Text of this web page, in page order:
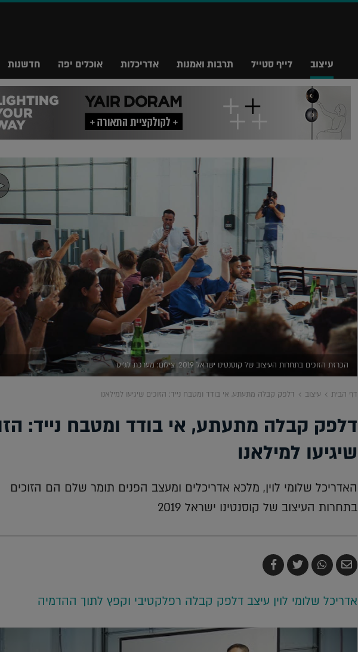
עיצוב לייף סטייל תרבות ואמנות אדריכלות אוכלים יפה חדשנות
הכרזת הזוכים בתחרות העיצוב של קוסנטינו ישראל 2019. צילום: מערכת לג'יט
דף הבית עיצוב דלפק קבלה מתעתע, אי בודד ומטבח נייד: הזוכים שיגיעו למילאנו
דלפק קבלה מתעתע, אי בודד ומטבח נייד:
שיגיעו למילאנו
האדריכל שלומי לוין, מלכא אדריכלים ומעצב הפנים תומר שלם הם הזוכים
בתחרות העיצוב של קוסנטינו ישראל 2019
שלח
בדואר
שתף
ב-
צייץ
ב-
שתף
ב-
אדריכל שלומי לוין עיצב דלפק קבלה רפלקטיבי וקפץ לתוך ההדמיה